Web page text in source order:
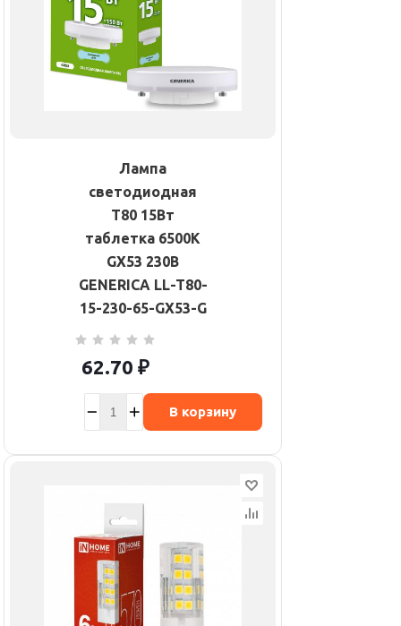
Лампа
светодиодная
T80 15Вт
таблетка 6500К
GX53 230В
GENERICA LL-T80-
15-230-65-GX53-G
62.70 ₽
В корзину